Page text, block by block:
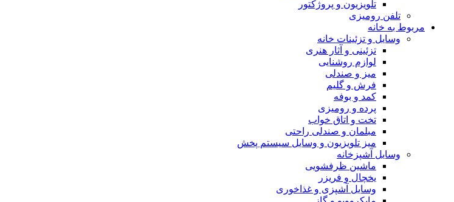
تلویزیون و پروژکتور
تلفن رومیزی
مربوط به خانه
وسایل و تزئینات خانه
تزئینی و آثار هنری
لوازم روشنایی
میز و صندلی
فرش و گلیم
کمد و بوفه
پرده و رومیزی
تخت و اتاق خواب
مبلمان و صندلی راحتی
میز تلویزیون و وسایل سیستم پخش
وسایل آشپزخانه
ماشین ظرفشویی
یخچال و فریزر
وسایل آشپزی و غذاخوری